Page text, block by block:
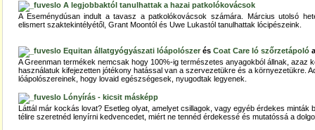
A legjobbaktól tanulhattak a hazai patkolókovácsok
A Eseménydúsan indult a tavasz a patkolókovácsok számára. Március utolsó
elismert szaktekintélyétől, Grant Moontól és Uwe Lukastól tanulhattak lócipészeink.
Equitan állatgyógyászati lóápolószer és Coat Care ló szőrzetápoló
A Greenman termékek nemcsak hogy 100%-ig természetes anyagokból állnak, azaz
használatuk kifejezetten jótékony hatással van a szervezetükre és a környezetükre.
lóápolószereinek, hogy lovaid egészségesek, nyugodtak legyenek.
Lónyírás - kicsit másképp
Láttál már kockás lovat? Esetleg olyat, amelyet csillagok, vagy egyéb érdekes minták
télire szeretnéd lenyírni kedvencedet, miért ne tennéd érdekessé és mutatóssá a